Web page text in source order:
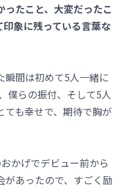
たこと、大変だったこ
象に残っている言葉な
瞬間は初めて5人一緒に
僕らの振付、そして5人
も幸せで、期待で胸が
かげでデビュー前から
があったので、すごく励